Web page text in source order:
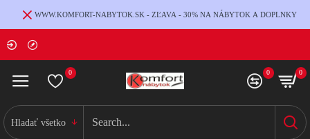
WWW.KOMFORT-NABYTOK.SK - ZĽAVA - 30% NA NÁBYTOK A DOPLNKY
0 0 0
Hladať všetko